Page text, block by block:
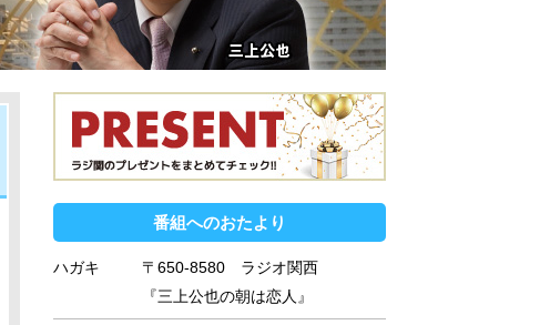
番組へのおたより
ハガキ
〒650-8580 ラジオ関西
『三上公也の朝は恋人』